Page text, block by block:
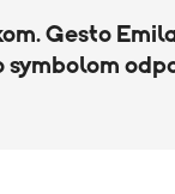
Gesto